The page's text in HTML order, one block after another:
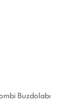
Buzdolabı